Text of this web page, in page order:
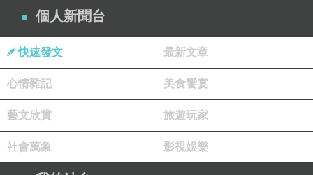
立即了解學習英文
車不收費
英文會話教學 免費線上英文 馬總統：高雄的事
就是全台灣人的事
日常生活英語會話 教育部 英語 巴國總統就職典
禮 馬三度與凱瑞交談
個人新聞台
快速發文 最新文章
心情雜記 美食饗宴
藝文欣賞 旅遊玩家
社會萬象 影視娛樂